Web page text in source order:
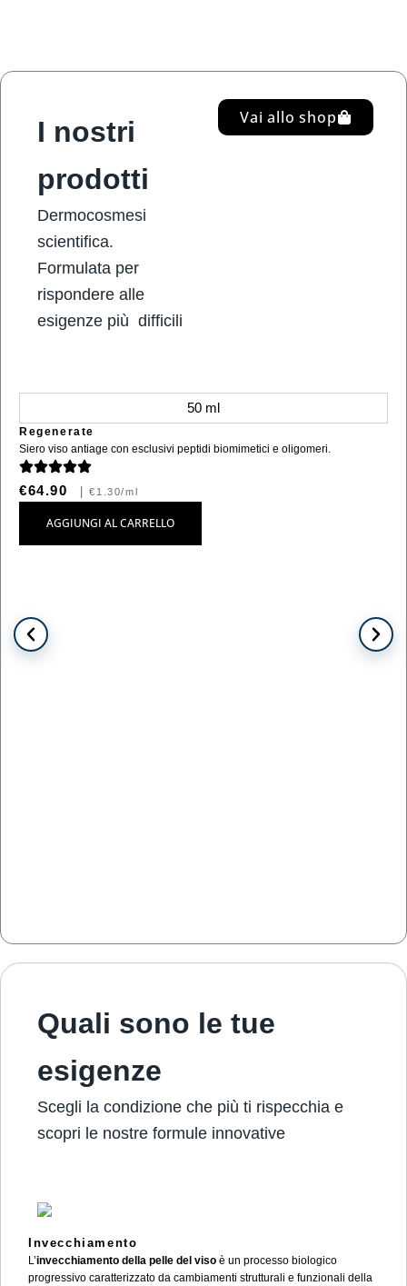
I nostri
prodotti
Dermocosmesi
scientifica.
Formulata per
rispondere alle
esigenze più difficili
Vai allo shop
50 ml
Regenerate
Siero viso antiage con esclusivi peptidi biomimetici e oligomeri.
€64.90 |€1.30/ml
AGGIUNGI AL CARRELLO
Quali sono le tue
esigenze
Scegli la condizione che più ti rispecchia e
scopri le nostre formule innovative
Invecchiamento
L’invecchiamento della pelle del viso è un processo biologico
progressivo caratterizzato da cambiamenti strutturali e funzionali della